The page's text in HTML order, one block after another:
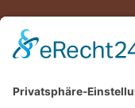
ALLERGENE